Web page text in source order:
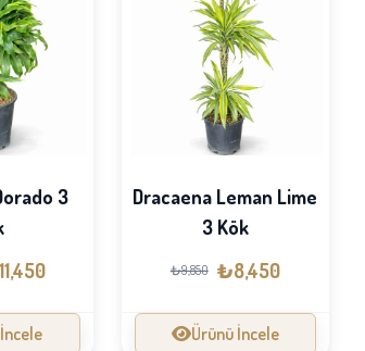
3
Dracaena Leman Lime
3 Kök
₺9,850 ₺8,450
Ürünü İncele